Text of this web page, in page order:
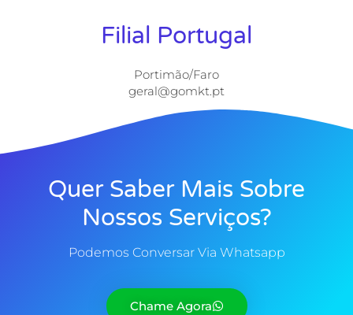
Filial Portugal
Portimão/Faro
geral@gomkt.pt
Quer Saber Mais Sobre
Nossos Serviços?
Podemos Conversar Via Whatsapp
Chame Agora